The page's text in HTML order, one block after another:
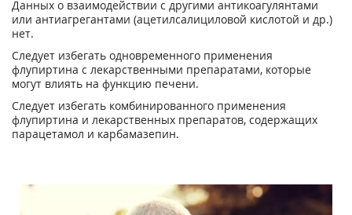
Данных о взаимодействии с другими антикоагулянтами
или антиагрегантами (ацетилсалициловой кислотой и др.)
нет.
Следует избегать одновременного применения
флупиртина с лекарственными препаратами, которые
могут влиять на функцию печени.
Следует избегать комбинированного применения
флупиртина и лекарственных препаратов, содержащих
парацетамол и карбамазепин.